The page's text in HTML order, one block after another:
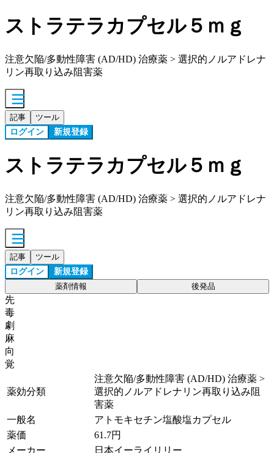
ストラテラカプセル５ｍｇ
注意欠陥/多動性障害 (AD/HD) 治療薬 > 選択的ノルアドレナ
リン再取り込み阻害薬
記事 ツール
ログイン 新規登録
ストラテラカプセル５ｍｇ
注意欠陥/多動性障害 (AD/HD) 治療薬 > 選択的ノルアドレナ
リン再取り込み阻害薬
記事 ツール
ログイン 新規登録
薬剤情報 後発品
先
毒
劇
麻
向
覚
薬効分類
注意欠陥/多動性障害 (AD/HD) 治療薬 >
選択的ノルアドレナリン再取り込み阻
害薬
一般名
アトモキセチン塩酸塩カプセル
薬価
61.7円
メーカー
日本イーライリリー